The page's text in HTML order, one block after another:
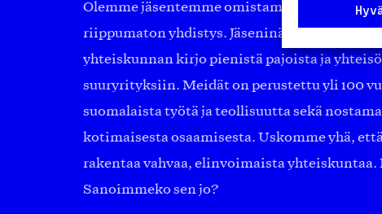
Olemme jäsentemme omistama puolueeton,
riippumaton yhdistys. Jäseninämme on koko
yhteiskunnan kirjo pienistä pajoista ja
suuryrityksiin. Meidät on perustettu yli 100
suomalaista työtä ja teollisuutta sekä
kotimaisesta osaamisesta. Uskomme yhä,
rakentaa vahvaa, elinvoimaista yhteiskuntaa.
Sanoimmeko sen jo?